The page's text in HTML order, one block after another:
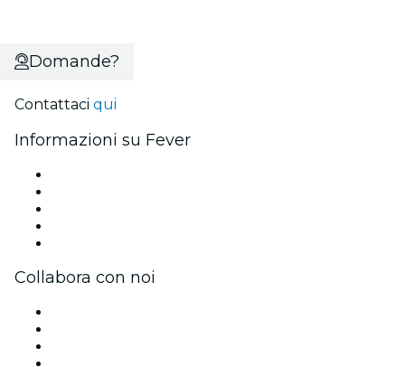
Domande?
Contattaci qui
Informazioni su Fever
Collabora con noi